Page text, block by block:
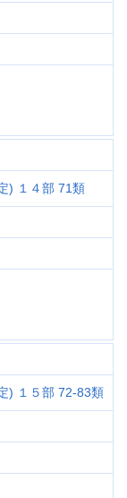
) １４部 71類
) １５部 72-83類